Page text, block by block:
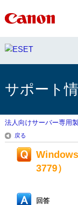
サポート
法人向けサーバー専用
戻る
3779）
回答